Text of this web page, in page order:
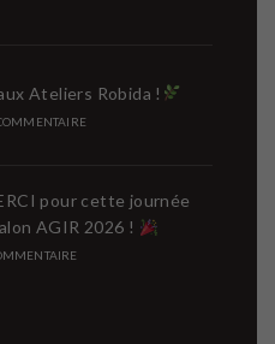
Ateliers Robida !
pour cette journée
AGIR 2026 !